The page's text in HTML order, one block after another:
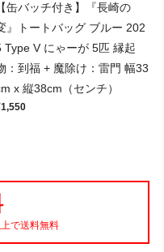
【缶バッチ付き】『長崎の
』トートバッグ ブルー 202
Type V にゃーが 5匹 縁起
：到福 + 魔除け：雷門 幅33
x 縦38cm（センチ）
で送料無料